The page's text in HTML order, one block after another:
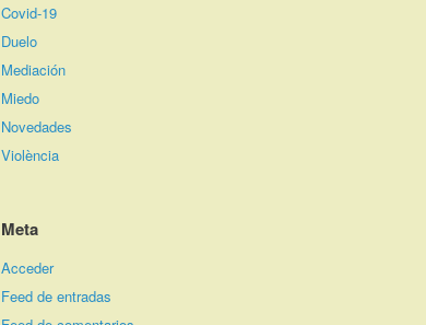
Covid-19
Duelo
Mediación
Miedo
Novedades
Violència
Meta
Acceder
Feed de entradas